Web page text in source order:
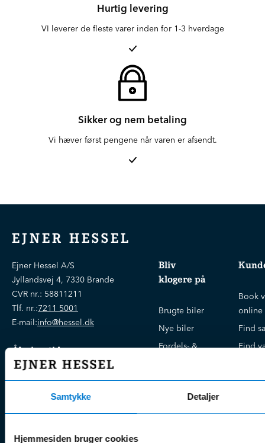
Samtykke Detaljer
Hjemmesiden bruger cookies
Hurtig levering
VI leverer de fleste varer inden for 1-3 hverdage
Sikker og nem betaling
Vi hæver først pengene når varen er afsendt.
EJNER HESSEL
Ejner Hessel A/S
Jyllandsvej 4, 7330 Brande
CVR nr.: 58811211
Tlf. nr.:7211 5001
E-mail:info@hessel.dk
Åbningstider
Man - Fre:
07.30 - 17.30
Weekend:
Bliv
klogere på
Brugte biler
Nye biler
Fordels- &
Guides, tips
Book
online
Find
Find